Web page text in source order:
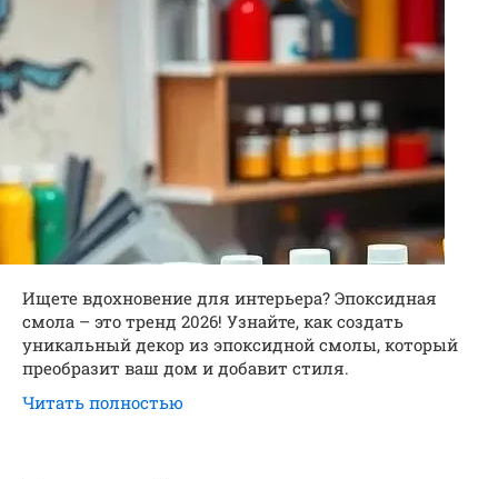
Ищете вдохновение для интерьера? Эпоксидная
смола – это тренд 2026! Узнайте, как создать
уникальный декор из эпоксидной смолы, который
преобразит ваш дом и добавит стиля.
Читать полностью